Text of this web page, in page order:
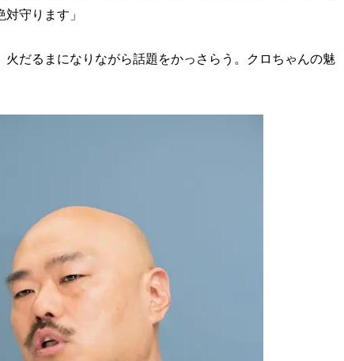
守ります」
だるまになりながら話題をかっさらう。クロちゃんの魅